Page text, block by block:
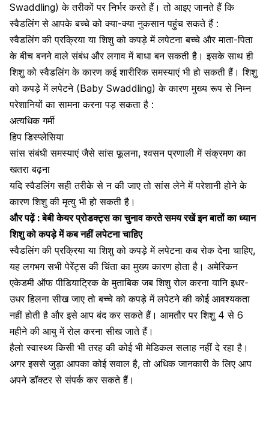
Swaddling) के तरीकों पर निर्भर करते हैं। तो आइए जानते हैं कि
स्वैडलिंग से आपके बच्चे को क्या-क्या नुकसान पहुंच सकते हैं :
स्वैडलिंग की प्रक्रिया याशिशु को कपड़े में लपेटना बच्चे और माता-पिता
के बीच बनने वाले संबंध और लगाव में बाधा बन सकती है। इसके साथ ही
शिशु को स्वैडलिंग के कारण कई शारीरिक समस्याएं भी हो सकती हैं। शिशु
को कपड़े में लपेटने (Baby Swaddling) के कारण मुख्य रूप से निम्न
परेशानियों का सामना करना पड़ सकता है :
अत्यधिक गर्मी
हिप डिस्प्लेसिया
सांस संबंधी समस्याएंजैसेसांस फूलना, श्वसन प्रणाली मेंसंक्रमण का
खतरा बढ़ना
यदिस्वैडलिंग सही तरीके से न की जाए तो सांस लेने में परेशानी होने के
कारण शिशु की मृत्यु भी हो सकती है।
और पढ़ें :बेबी केयर प्रोडक्ट्स का चुनाव करते समय रखें इन बातों का ध्यान
शिशु को कपड़े में कब नहीं लपेटना चाहिए
स्वैडलिंग की प्रक्रिया याशिशु को कपड़े में लपेटना कब रोक देना चाहिए,
यह लगभग सभीपेरेंट्स की चिंता का मुख्य कारण होता है। अमेरिकन
एकेडमी ऑफ पीडियाट्रिक के मुताबिक जब शिशु रोल करना यानि इधर-
उधर हिलना सीख जाए तो बच्चे को कपड़े में लपेटने की कोई आवश्यकता
नहीं होती है और इसे आप बंद कर सकते हैं। आमतौर पर शिशु 4 से 6
महीने की आयु में रोल करना सीख जाते हैं।
हैलो स्वास्थ्य किसी भी तरह की कोई भी मेडिकल सलाह नहीं दे रहा है।
अगर इससे जुड़ा आपका कोई सवाल है, तो अधिक जानकारी के लिए आप
अपने डॉक्टर से संपर्क कर सकते हैं।